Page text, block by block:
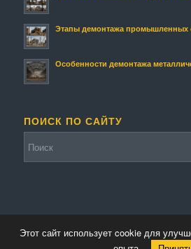
Этапы демонтажа промышленных
Особенности демонтажа
ПОИСК ПО САЙТУ
© Копирайт - Металлолом.Персональные
Этот сайт использует cookie для